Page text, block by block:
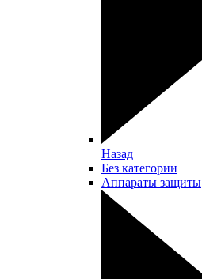
Назад
Без категории
Аппараты защиты